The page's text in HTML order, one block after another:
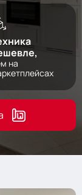
на